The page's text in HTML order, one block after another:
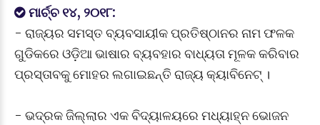
ମାର୍ଚ୍ଚ ୧୪, ୨୦୧୮:
- ରାଜ୍ୟର ସମସ୍ତ ବ୍ୟବସାୟୀକ ପ୍ରତିଷ୍ଠାନର ନାମ ଫଳକ
ଗୁଡିକରେ ଓଡ଼ିଆ ଭାଷାର ବ୍ୟବହାର ବାଧ୍ୟତା ମୂଳକ କରିବାର
ପ୍ରସ୍ତାବକୁ ମୋହର ଲଗାଇଛନ୍ତି ରାଜ୍ୟ କ୍ୟାବିନେଟ୍ ।
- ଭଦ୍ରକ ଜିଲ୍ଲାର ଏକ ବିଦ୍ୟାଳୟରେ ମଧ୍ୟାହ୍ନ ଭୋଜନ